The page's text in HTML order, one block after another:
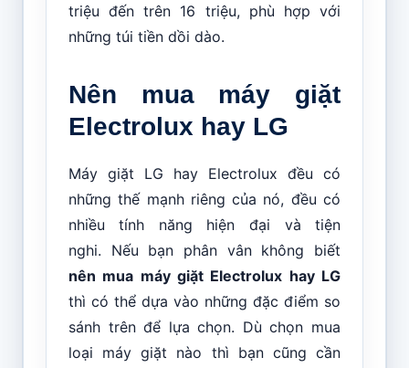
triệu đến trên 16 triệu, phù hợp với
những túi tiền dồi dào.
Nên mua máy giặt
Electrolux hay LG
Máy giặt LG hay Electrolux đều có
những thế mạnh riêng của nó, đều có
nhiều tính năng hiện đại và tiện
nghi. Nếu bạn phân vân không biết
nên mua máy giặt Electrolux hay LG
thì có thể dựa vào những đặc điểm so
sánh trên để lựa chọn. Dù chọn mua
loại máy giặt nào thì bạn cũng cần